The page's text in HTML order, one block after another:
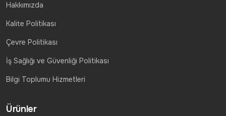
Hakkımızda
Kalite Politikası
Çevre Politikası
İş Sağlığı ve Güvenliği Politikası
Bilgi Toplumu Hizmetleri
Ürünler